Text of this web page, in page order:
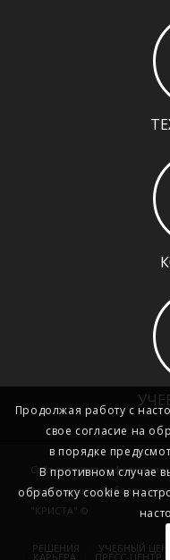
Сайт является
размещения наиболее
"КРИСТА" ©
РЕШЕНИЯ УЧЕБНЫЙ
КАРЬЕРА ПРЕСС-ЦЕНТР
Продолжая работу с
свое согласие на
в порядке
В противном случае
обработку cookie в